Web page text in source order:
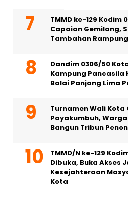
TMMD ke-129
Capaian Gemilang,
Tambahan Rampung
Dandim 0306/50
Kampung Pancasila
Balai Panjang Lima
Turnamen Wali Kota
Payakumbuh,
Bangun Tribun
TMMD/N ke-129
Dibuka, Buka Akses
Kesejahteraan
Kota